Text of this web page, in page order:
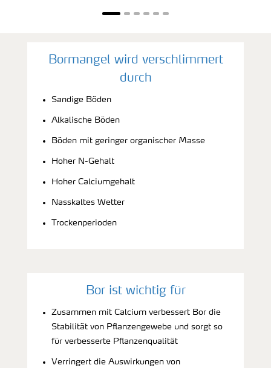
Bormangel wird verschlimmert
durch
Sandige Böden
Alkalische Böden
Böden mit geringer organischer Masse
Hoher N-Gehalt
Hoher Calciumgehalt
Nasskaltes Wetter
Trockenperioden
Bor ist wichtig für
Zusammen mit Calcium verbessert Bor die
Stabilität von Pflanzengewebe und sorgt so
für verbesserte Pflanzenqualität
Verringert die Auswirkungen von